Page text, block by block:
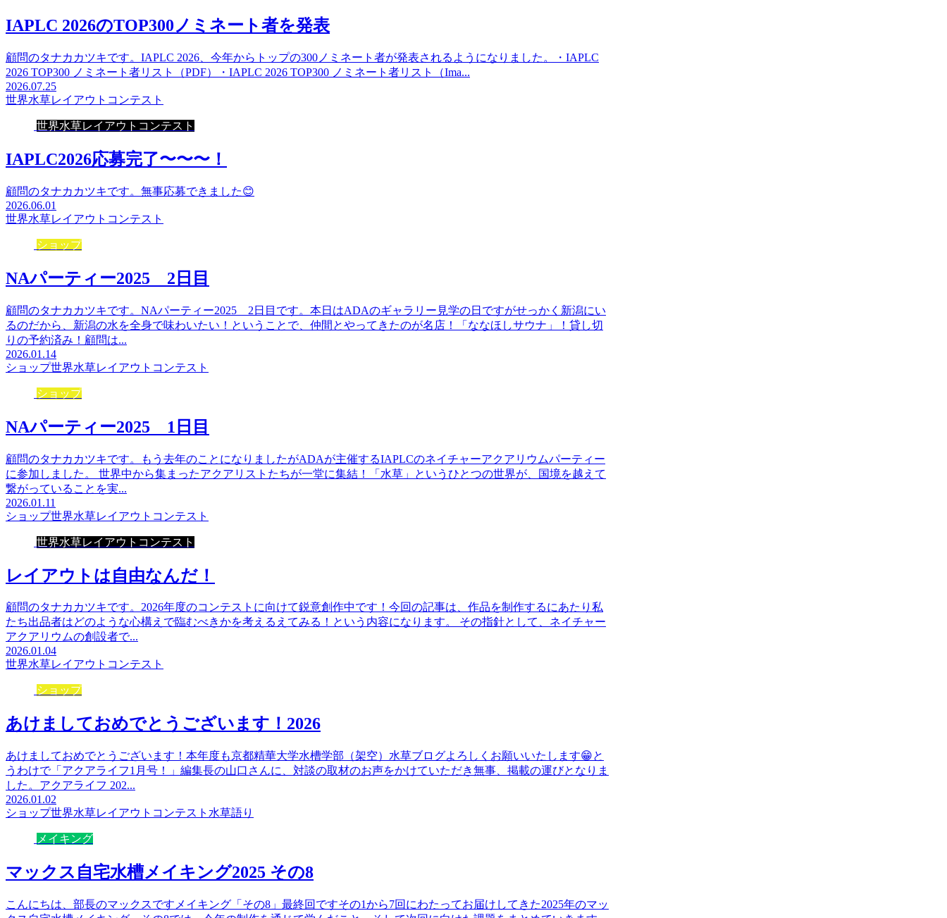
IAPLC 2026のTOP300ノミネート者を発表
顧問のタナカカツキです。IAPLC 2026、今年からトップの300ノミネート者が発表されるようになりました。・IAPLC
2026 TOP300 ノミネート者リスト（PDF）・IAPLC 2026 TOP300 ノミネート者リスト（Ima...
2026.07.25
世界水草レイアウトコンテスト
世界水草レイアウトコンテスト
IAPLC2026応募完了〜〜〜！
顧問のタナカカツキです。無事応募できました😊
2026.06.01
世界水草レイアウトコンテスト
ショップ
NAパーティー2025 2日目
顧問のタナカカツキです。NAパーティー2025 2日目です。本日はADAのギャラリー見学の日ですがせっかく新潟にい
るのだから、新潟の水を全身で味わいたい！ということで、仲間とやってきたのが名店！「ななほしサウナ」！貸し切
りの予約済み！顧問は...
2026.01.14
ショップ世界水草レイアウトコンテスト
ショップ
NAパーティー2025 1日目
顧問のタナカカツキです。もう去年のことになりましたがADAが主催するIAPLCのネイチャーアクアリウムパーティー
に参加しました。 世界中から集まったアクアリストたちが一堂に集結！「水草」というひとつの世界が、国境を越えて
繋がっていることを実...
2026.01.11
ショップ世界水草レイアウトコンテスト
世界水草レイアウトコンテスト
レイアウトは自由なんだ！
顧問のタナカカツキです。2026年度のコンテストに向けて鋭意創作中です！今回の記事は、作品を制作するにあたり私
たち出品者はどのような心構えで臨むべきかを考えるえてみる！という内容になります。 その指針として、ネイチャー
アクアリウムの創設者で...
2026.01.04
世界水草レイアウトコンテスト
ショップ
あけましておめでとうございます！2026
あけましておめでとうございます！本年度も京都精華大学水槽学部（架空）水草ブログよろしくお願いいたします😁と
うわけで「アクアライフ1月号！」編集長の山口さんに、対談の取材のお声をかけていただき無事、掲載の運びとなりま
した。アクアライフ 202...
2026.01.02
ショップ世界水草レイアウトコンテスト 水草語り
メイキング
マックス自宅水槽メイキング2025 その8
こんにちは、部長のマックスですメイキング「その8」最終回ですその1から7回にわたってお届けしてきた2025年のマッ